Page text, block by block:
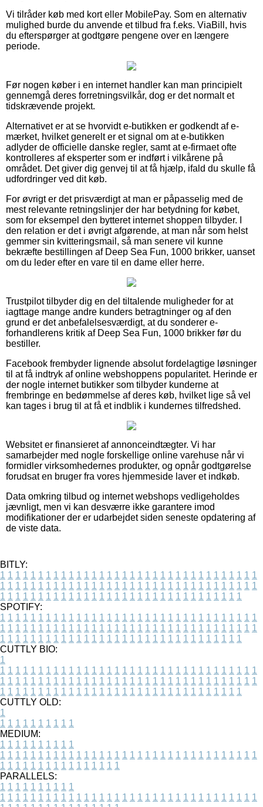
Vi tilråder køb med kort eller MobilePay. Som en alternativ
mulighed burde du anvende et tilbud fra f.eks. ViaBill, hvis
du efterspørger at godtgøre pengene over en længere
periode.
Før nogen køber i en internet handler kan man principielt
gennemgå deres forretningsvilkår, dog er det normalt et
tidskrævende projekt.
Alternativet er at se hvorvidt e-butikken er godkendt af e-
mærket, hvilket generelt er et signal om at e-butikken
adlyder de officielle danske regler, samt at e-firmaet ofte
kontrolleres af eksperter som er indført i vilkårene på
området. Det giver dig genvej til at få hjælp, ifald du skulle få
udfordringer ved dit køb.
For øvrigt er det prisværdigt at man er påpasselig med de
mest relevante retningslinjer der har betydning for købet,
som for eksempel den bytteret internet shoppen tilbyder. I
den relation er det i øvrigt afgørende, at man når som helst
gemmer sin kvitteringsmail, så man senere vil kunne
bekræfte bestillingen af Deep Sea Fun, 1000 brikker, uanset
om du leder efter en vare til en dame eller herre.
Trustpilot tilbyder dig en del tiltalende muligheder for at
iagttage mange andre kunders betragtninger og af den
grund er det anbefalelsesværdigt, at du sonderer e-
forhandlerens kritik af Deep Sea Fun, 1000 brikker før du
bestiller.
Facebook frembyder lignende absolut fordelagtige løsninger
til at få indtryk af online webshoppens popularitet. Herinde er
der nogle internet butikker som tilbyder kunderne at
frembringe en bedømmelse af deres køb, hvilket lige så vel
kan tages i brug til at få et indblik i kundernes tilfredshed.
Websitet er finansieret af annonceindtægter. Vi har
samarbejder med nogle forskellige online varehuse når vi
formidler virksomhedernes produkter, og opnår godtgørelse
forudsat en bruger fra vores hjemmeside laver et indkøb.
Data omkring tilbud og internet webshops vedligeholdes
jævnligt, men vi kan desværre ikke garantere imod
modifikationer der er udarbejdet siden seneste opdatering af
de viste data.
BITLY:
1 1 1 1 1 1 1 1 1 1 1 1 1 1 1 1 1 1 1 1 1 1 1 1 1 1 1 1 1 1 1 1 1 1
1 1 1 1 1 1 1 1 1 1 1 1 1 1 1 1 1 1 1 1 1 1 1 1 1 1 1 1 1 1 1 1 1 1
1 1 1 1 1 1 1 1 1 1 1 1 1 1 1 1 1 1 1 1 1 1 1 1 1 1 1 1 1 1 1 1
SPOTIFY:
1 1 1 1 1 1 1 1 1 1 1 1 1 1 1 1 1 1 1 1 1 1 1 1 1 1 1 1 1 1 1 1 1 1
1 1 1 1 1 1 1 1 1 1 1 1 1 1 1 1 1 1 1 1 1 1 1 1 1 1 1 1 1 1 1 1 1 1
1 1 1 1 1 1 1 1 1 1 1 1 1 1 1 1 1 1 1 1 1 1 1 1 1 1 1 1 1 1 1 1
CUTTLY BIO:
1
1 1 1 1 1 1 1 1 1 1 1 1 1 1 1 1 1 1 1 1 1 1 1 1 1 1 1 1 1 1 1 1 1 1
1 1 1 1 1 1 1 1 1 1 1 1 1 1 1 1 1 1 1 1 1 1 1 1 1 1 1 1 1 1 1 1 1 1
1 1 1 1 1 1 1 1 1 1 1 1 1 1 1 1 1 1 1 1 1 1 1 1 1 1 1 1 1 1 1 1
CUTTLY OLD:
1
1 1 1 1 1 1 1 1 1 1
MEDIUM:
1 1 1 1 1 1 1 1 1 1
1 1 1 1 1 1 1 1 1 1 1 1 1 1 1 1 1 1 1 1 1 1 1 1 1 1 1 1 1 1 1 1 1 1
1 1 1 1 1 1 1 1 1 1 1 1 1 1 1 1
PARALLELS:
1 1 1 1 1 1 1 1 1 1
1 1 1 1 1 1 1 1 1 1 1 1 1 1 1 1 1 1 1 1 1 1 1 1 1 1 1 1 1 1 1 1 1 1